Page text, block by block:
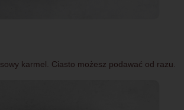
karmel. Ciasto możesz podawać od razu.